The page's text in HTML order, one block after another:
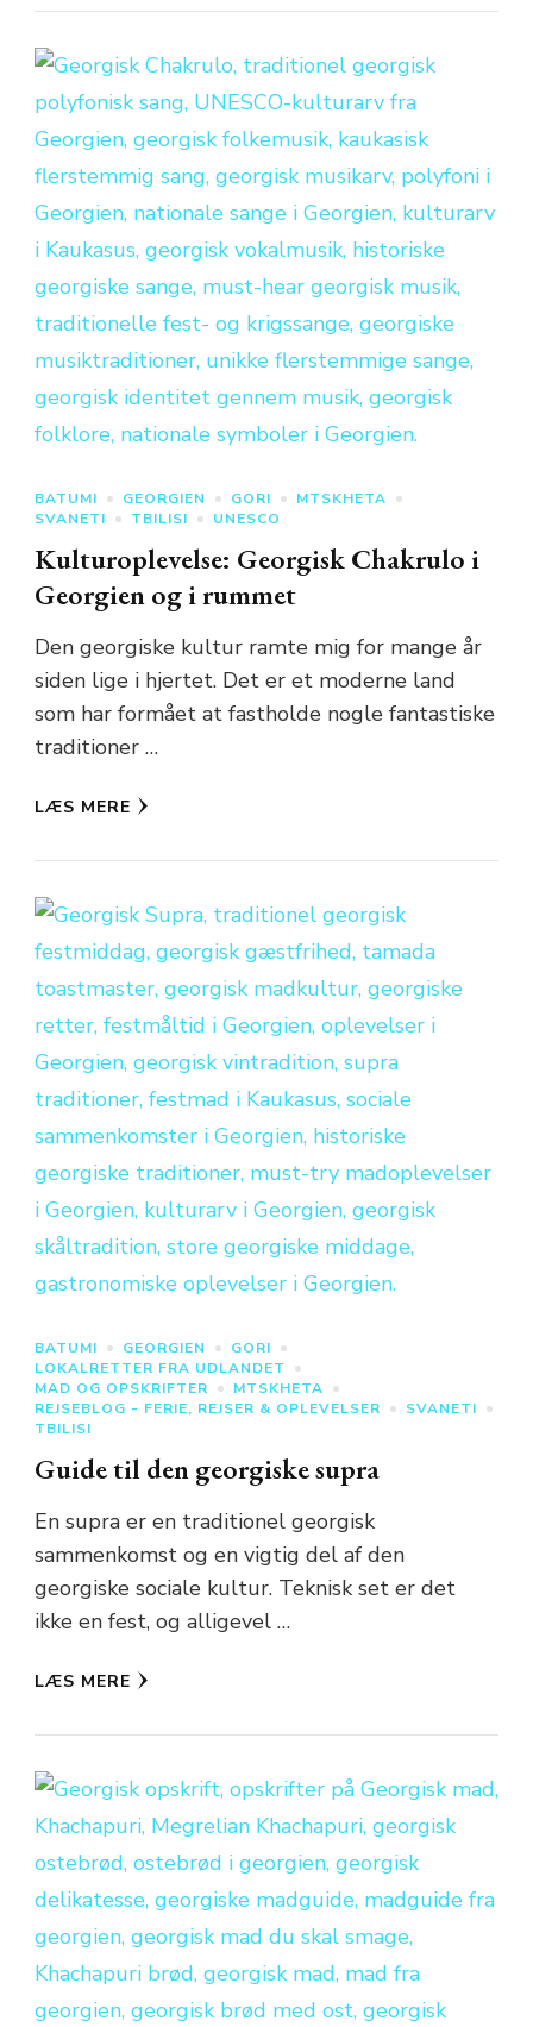
BATUMI GEORGIEN GORI
MTSKHETA
SVANETI
TBILISI UNESCO
Kulturoplevelse: Georgisk Chakrulo i
Georgien og i rummet
Den georgiske kultur ramte mig for mange år
siden lige i hjertet. Det er et moderne land
som har formået at fastholde nogle fantastiske
traditioner …
LÆS MERE
BATUMI GEORGIEN
GORI
LOKALRETTER FRA UDLANDET
MAD OG OPSKRIFTER
MTSKHETA
REJSEBLOG - FERIE, REJSER & OPLEVELSER
SVANETI
TBILISI
Guide til den georgiske supra
En supra er en traditionel georgisk
sammenkomst og en vigtig del af den
georgiske sociale kultur. Teknisk set er det
ikke en fest, og alligevel …
LÆS MERE